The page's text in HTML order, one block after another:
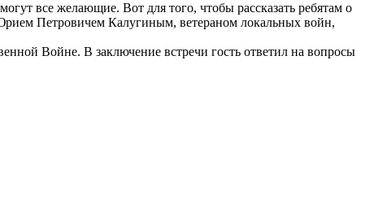
все желающие. Вот для того, чтобы рассказать ребятам о
Петровичем Калугиным, ветераном локальных войн,
Войне. В заключение встречи гость ответил на вопросы